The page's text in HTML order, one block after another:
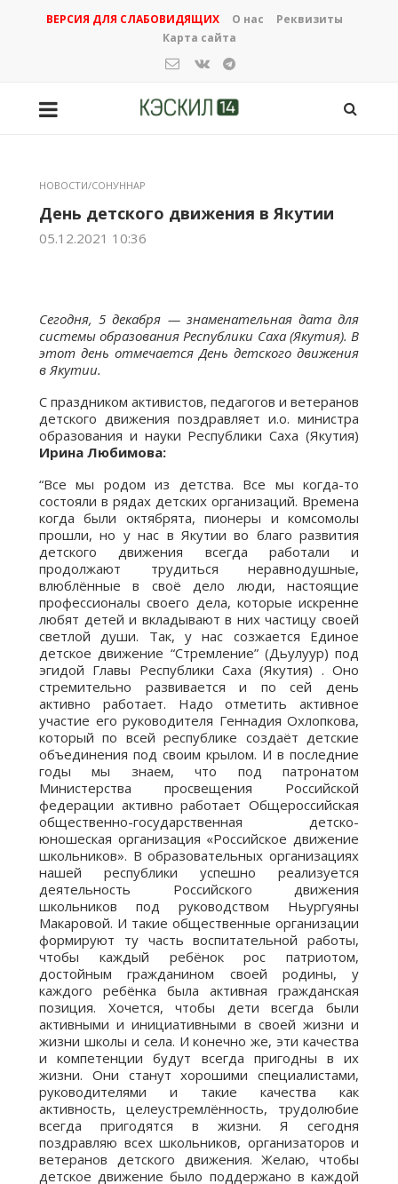
ВЕРСИЯ ДЛЯ СЛАБОВИДЯЩИХ О нас
Реквизиты
Карта сайта
НОВОСТИ/СОНУННАР
День детского движения в Якутии
05.12.2021 10:36
Сегодня, 5 декабря — знаменательная дата для
системы образования Республики Саха (Якутия). В
этот день отмечается День детского движения
в Якутии.
С праздником активистов, педагогов и ветеранов
детского движения поздравляет и.о. министра
образования и науки Республики Саха (Якутия)
Ирина Любимова:
“Все мы родом из детства. Все мы когда-то
состояли в рядах детских организаций. Времена
когда были октябрята, пионеры и комсомолы
прошли, но у нас в Якутии во благо развития
детского движения всегда работали и
продолжают трудиться неравнодушные,
влюблённые в своё дело люди, настоящие
профессионалы своего дела, которые искренне
любят детей и вкладывают в них частицу своей
светлой души. Так, у нас созжается Единое
детское движение “Стремление” (Дьулуур) под
эгидой Главы Республики Саха (Якутия) . Оно
стремительно развивается и по сей день
активно работает. Надо отметить активное
участие его руководителя Геннадия Охлопкова,
который по всей республике создаёт детские
объединения под своим крылом. И в последние
годы мы знаем, что под патронатом
Министерства просвещения Российской
федерации активно работает Общероссийская
общественно-государственная детско-
юношеская организация «Российское движение
школьников». В образовательных организациях
нашей республики успешно реализуется
деятельность Российского движения
школьников под руководством Ньургуяны
Макаровой. И такие общественные организации
формируют ту часть воспитательной работы,
чтобы каждый ребёнок рос патриотом,
достойным гражданином своей родины, у
каждого ребёнка была активная гражданская
позиция. Хочется, чтобы дети всегда были
активными и инициативными в своей жизни и
жизни школы и села. И конечно же, эти качества
и компетенции будут всегда пригодны в их
жизни. Они станут хорошими специалистами,
руководителями и такие качества как
активность, целеустремлённость, трудолюбие
всегда пригодятся в жизни. Я сегодня
поздравляю всех школьников, организаторов и
ветеранов детского движения. Желаю, чтобы
детское движение было поддержано в каждой